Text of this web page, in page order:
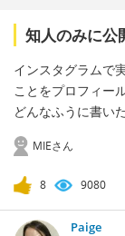
知人のみに公
インスタグラムで
ことをプロフィー
どんなふうに書い
MIEさん
8 9080
Paige